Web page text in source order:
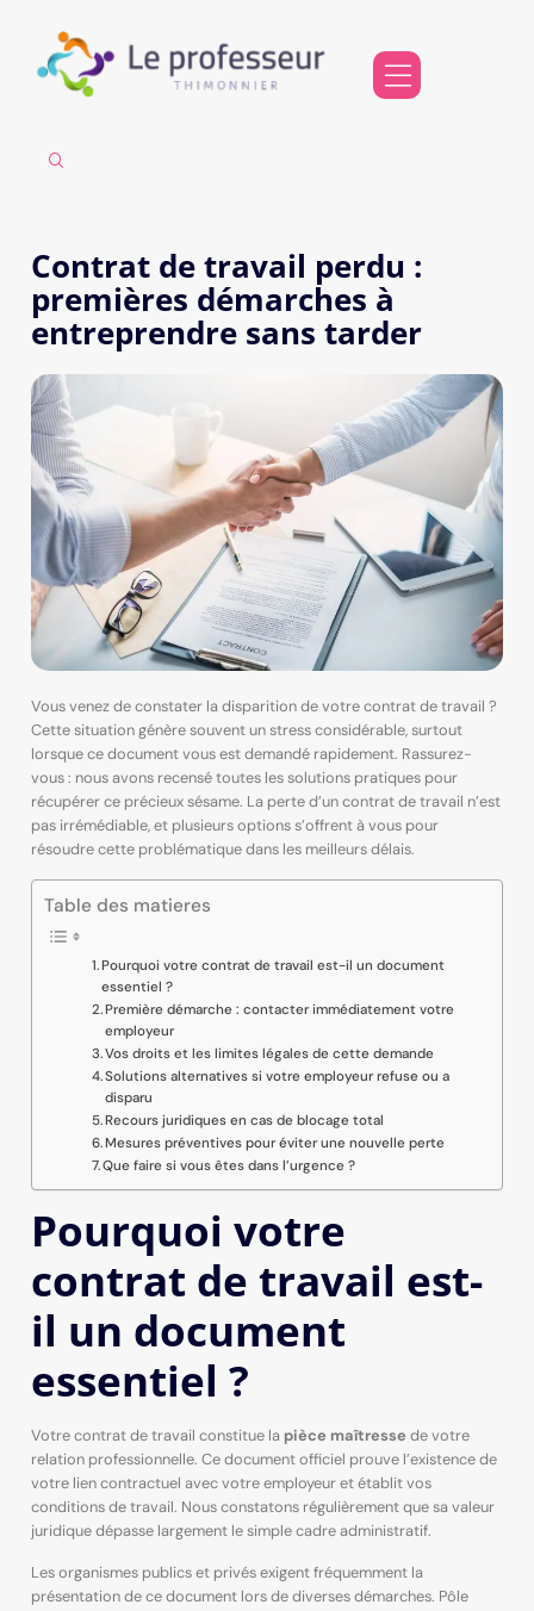
Contrat de travail perdu :
premières démarches à
entreprendre sans tarder
Vous venez de constater la disparition de votre contrat de travail ?
Cette situation génère souvent un stress considérable, surtout
lorsque ce document vous est demandé rapidement. Rassurez-
vous : nous avons recensé toutes les solutions pratiques pour
récupérer ce précieux sésame. La perte d’un contrat de travail n’est
pas irrémédiable, et plusieurs options s’offrent à vous pour
résoudre cette problématique dans les meilleurs délais.
Table des matieres
Pourquoi votre contrat de travail est-il un document
essentiel ?
Première démarche : contacter immédiatement votre
employeur
Vos droits et les limites légales de cette demande
Solutions alternatives si votre employeur refuse ou a
disparu
Recours juridiques en cas de blocage total
Mesures préventives pour éviter une nouvelle perte
Que faire si vous êtes dans l’urgence ?
Pourquoi votre
contrat de travail est-
il un document
essentiel ?
Votre contrat de travail constitue la pièce maîtresse de votre
relation professionnelle. Ce document officiel prouve l’existence de
votre lien contractuel avec votre employeur et établit vos
conditions de travail. Nous constatons régulièrement que sa valeur
juridique dépasse largement le simple cadre administratif.
Les organismes publics et privés exigent fréquemment la
présentation de ce document lors de diverses démarches. Pôle